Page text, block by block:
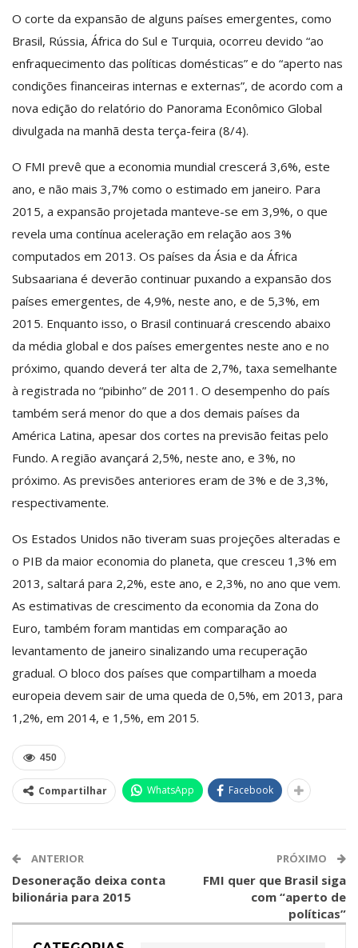
O corte da expansão de alguns países emergentes, como
Brasil, Rússia, África do Sul e Turquia, ocorreu devido “ao
enfraquecimento das políticas domésticas” e do “aperto nas
condições financeiras internas e externas”, de acordo com a
nova edição do relatório do Panorama Econômico Global
divulgada na manhã desta terça-feira (8/4).
O FMI prevê que a economia mundial crescerá 3,6%, este
ano, e não mais 3,7% como o estimado em janeiro. Para
2015, a expansão projetada manteve-se em 3,9%, o que
revela uma contínua aceleração em relação aos 3%
computados em 2013. Os países da Ásia e da África
Subsaariana é deverão continuar puxando a expansão dos
países emergentes, de 4,9%, neste ano, e de 5,3%, em
2015. Enquanto isso, o Brasil continuará crescendo abaixo
da média global e dos países emergentes neste ano e no
próximo, quando deverá ter alta de 2,7%, taxa semelhante
à registrada no “pibinho” de 2011. O desempenho do país
também será menor do que a dos demais países da
América Latina, apesar dos cortes na previsão feitas pelo
Fundo. A região avançará 2,5%, neste ano, e 3%, no
próximo. As previsões anteriores eram de 3% e de 3,3%,
respectivamente.
Os Estados Unidos não tiveram suas projeções alteradas e
o PIB da maior economia do planeta, que cresceu 1,3% em
2013, saltará para 2,2%, este ano, e 2,3%, no ano que vem.
As estimativas de crescimento da economia da Zona do
Euro, também foram mantidas em comparação ao
levantamento de janeiro sinalizando uma recuperação
gradual. O bloco dos países que compartilham a moeda
europeia devem sair de uma queda de 0,5%, em 2013, para
1,2%, em 2014, e 1,5%, em 2015.
450
Compartilhar WhatsApp Facebook
ANTERIOR
Desoneração deixa conta
bilionária para 2015
PRÓXIMO
FMI quer que Brasil siga
com “aperto de
políticas”